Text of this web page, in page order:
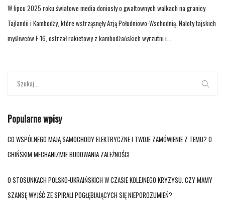
W lipcu 2025 roku światowe media doniosły o gwałtownych walkach na granicy
Tajlandii i Kambodży, które wstrząsnęły Azją Południowo-Wschodnią. Naloty tajskich
myśliwców F-16, ostrzał rakietowy z kambodżańskich wyrzutni i...
Popularne wpisy
CO WSPÓLNEGO MAJĄ SAMOCHODY ELEKTRYCZNE I TWOJE ZAMÓWIENIE Z TEMU? O
CHIŃSKIM MECHANIZMIE BUDOWANIA ZALEŻNOŚCI
O STOSUNKACH POLSKO-UKRAIŃSKICH W CZASIE KOLEJNEGO KRYZYSU. CZY MAMY
SZANSĘ WYJŚĆ ZE SPIRALI POGŁĘBIAJĄCYCH SIĘ NIEPOROZUMIEŃ?